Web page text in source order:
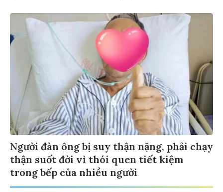
Người đàn ông bị suy thận nặng, phải chạy
thận suốt đời vì thói quen tiết kiệm
trong bếp của nhiều người